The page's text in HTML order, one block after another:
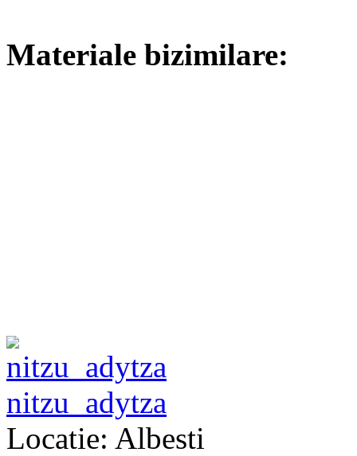
Materiale bizimilare:
nitzu_adytza
Locatie: Albesti